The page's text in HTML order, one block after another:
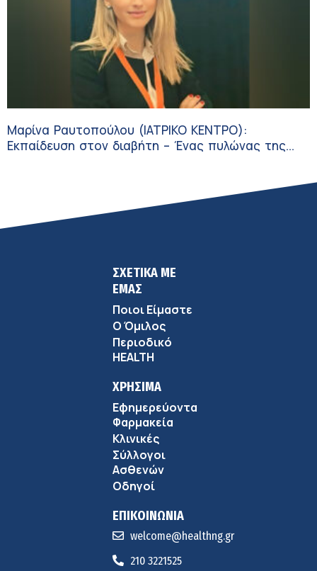
Μαρίνα Ραυτοπούλου (ΙΑΤΡΙΚΟ ΚΕΝΤΡΟ):
Εκπαίδευση στον διαβήτη – Ένας πυλώνας της
ΣΧΕΤΙΚΑ ΜΕ
ΕΜΑΣ
Ποιοι Είμαστε
Ο Όμιλος
Περιοδικό
HEALTH
ΧΡΗΣΙΜΑ
Εφημερεύοντα
Φαρμακεία
Κλινικές
Σύλλογοι
Ασθενών
Οδηγοί
ΕΠΙΚΟΙΝΩΝΙΑ
welcome@healthng.gr
210 3221525